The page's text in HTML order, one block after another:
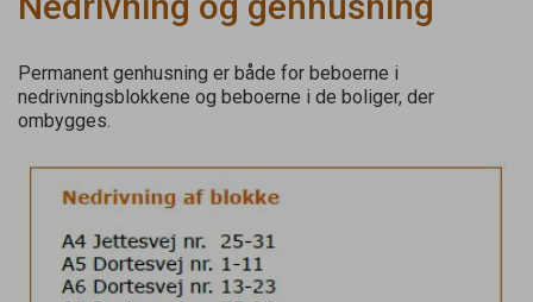
Permanent genhusning er både for beboerne i
nedrivningsblokkene og beboerne i de boliger, der
ombygges.